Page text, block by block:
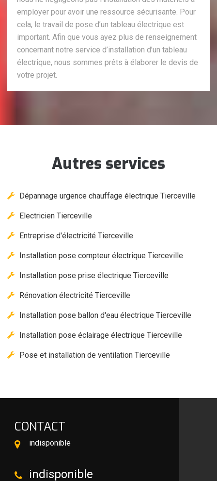
employer pour avoir une ressource sécurisante. Pour
cela, le travail de pose d’un tableau électrique est
important. Afin que vous ayez plus de renseignement
concernant notre service d’installation d’un tableau
électrique, nous sommes prêts à élaborer le devis de
votre projet.
Autres services
Dépannage urgence chauffage électrique Tierceville
Electricien Tierceville
Entreprise d'électricité Tierceville
Installation pose compteur électrique Tierceville
Installation pose prise électrique Tierceville
Rénovation électricité Tierceville
Installation pose ballon d'eau électrique Tierceville
Installation pose éclairage électrique Tierceville
Pose et installation de ventilation Tierceville
CONTACT
indisponible
indisponible